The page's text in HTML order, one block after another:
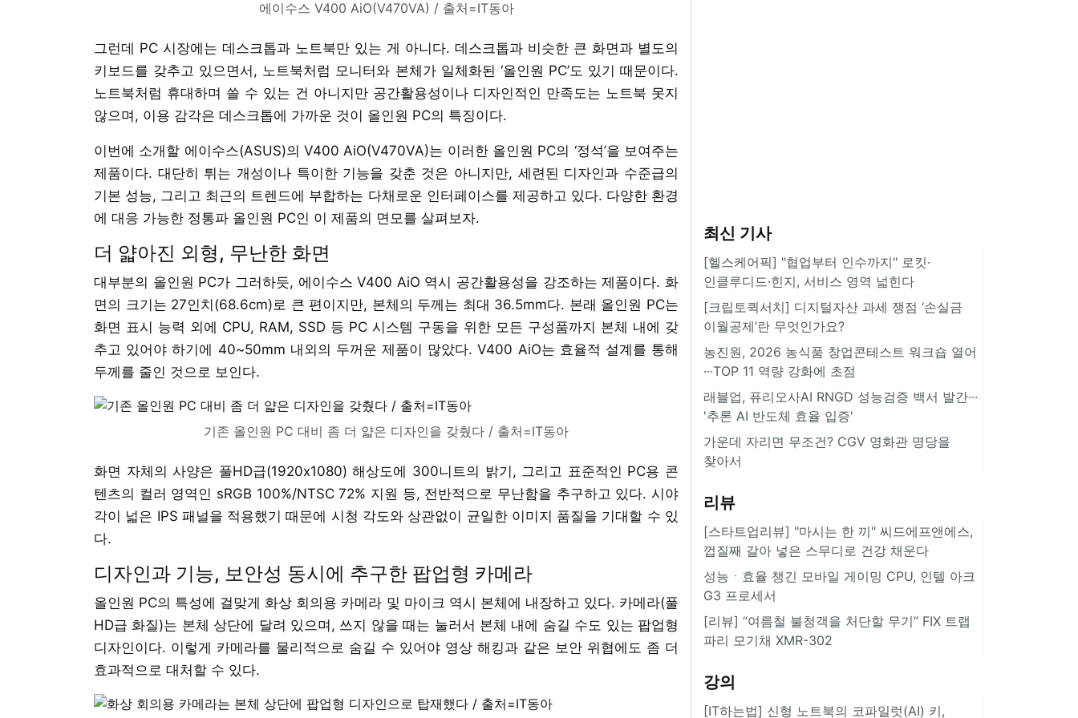
에이수스 V400 AiO(V470VA) / 출처=IT동아
그런데 PC 시장에는 데스크톱과 노트북만 있는 게 아니다. 데스크톱과 비슷한 큰 화면과 별도의
키보드를 갖추고 있으면서, 노트북처럼 모니터와 본체가 일체화된 ‘올인원 PC’도 있기 때문이다.
노트북처럼 휴대하며 쓸 수 있는 건 아니지만 공간활용성이나 디자인적인 만족도는 노트북 못지
않으며, 이용 감각은 데스크톱에 가까운 것이 올인원 PC의 특징이다.
이번에 소개할 에이수스(ASUS)의 V400 AiO(V470VA)는 이러한 올인원 PC의 ‘정석’을 보여주는
제품이다. 대단히 튀는 개성이나 특이한 기능을 갖춘 것은 아니지만, 세련된 디자인과 수준급의
기본 성능, 그리고 최근의 트렌드에 부합하는 다채로운 인터페이스를 제공하고 있다. 다양한 환경
에 대응 가능한 정통파 올인원 PC인 이 제품의 면모를 살펴보자.
더 얇아진 외형, 무난한 화면
대부분의 올인원 PC가 그러하듯, 에이수스 V400 AiO 역시 공간활용성을 강조하는 제품이다. 화
면의 크기는 27인치(68.6cm)로 큰 편이지만, 본체의 두께는 최대 36.5mm다. 본래 올인원 PC는
화면 표시 능력 외에 CPU, RAM, SSD 등 PC 시스템 구동을 위한 모든 구성품까지 본체 내에 갖
추고 있어야 하기에 40~50mm 내외의 두꺼운 제품이 많았다. V400 AiO는 효율적 설계를 통해
두께를 줄인 것으로 보인다.
기존 올인원 PC 대비 좀 더 얇은 디자인을 갖췄다 / 출처=IT동아
화면 자체의 사양은 풀HD급(1920x1080) 해상도에 300니트의 밝기, 그리고 표준적인 PC용 콘
텐츠의 컬러 영역인 sRGB 100%/NTSC 72% 지원 등, 전반적으로 무난함을 추구하고 있다. 시야
각이 넓은 IPS 패널을 적용했기 때문에 시청 각도와 상관없이 균일한 이미지 품질을 기대할 수 있
다.
디자인과 기능, 보안성 동시에 추구한 팝업형 카메라
올인원 PC의 특성에 걸맞게 화상 회의용 카메라 및 마이크 역시 본체에 내장하고 있다. 카메라(풀
HD급 화질)는 본체 상단에 달려 있으며, 쓰지 않을 때는 눌러서 본체 내에 숨길 수도 있는 팝업형
디자인이다. 이렇게 카메라를 물리적으로 숨길 수 있어야 영상 해킹과 같은 보안 위협에도 좀 더
효과적으로 대처할 수 있다.
최신 기사
[헬스케어픽] "협업부터 인수까지" 로킷·
인클루디드·힌지, 서비스 영역 넓힌다
[크립토퀵서치] 디지털자산 과세 쟁점 ‘손실금
이월공제’란 무엇인가요?
농진원, 2026 농식품 창업콘테스트 워크숍 열어
···TOP 11 역량 강화에 초점
래블업, 퓨리오사AI RNGD 성능검증 백서 발간···
'추론 AI 반도체 효율 입증'
가운데 자리면 무조건? CGV 영화관 명당을
찾아서
리뷰
[스타트업리뷰] "마시는 한 끼" 씨드에프앤에스,
껍질째 갈아 넣은 스무디로 건강 채운다
성능ㆍ효율 챙긴 모바일 게이밍 CPU, 인텔 아크
G3 프로세서
[리뷰] “여름철 불청객을 처단할 무기” FIX 트랩
파리 모기채 XMR-302
강의
[IT하는법] 신형 노트북의 코파일럿(AI) 키,